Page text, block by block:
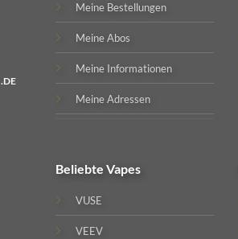
Meine Bestellungen
Meine Abos
Meine Informationen
Meine Adressen
BeliebteVapes
VUSE
VEEV